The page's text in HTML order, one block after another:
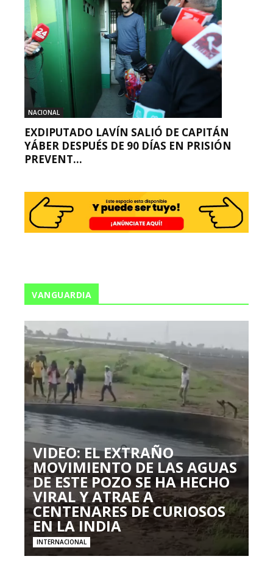
NACIONAL
EXDIPUTADO LAVÍN SALIÓ DE CAPITÁN
YÁBER DESPUÉS DE 90 DÍAS EN PRISIÓN
PREVENT...
VANGUARDIA
VIDEO: EL EXTRAÑO
MOVIMIENTO DE LAS AGUAS
DE ESTE POZO SE HA HECHO
VIRAL Y ATRAE A
CENTENARES DE CURIOSOS
EN LA INDIA
INTERNACIONAL